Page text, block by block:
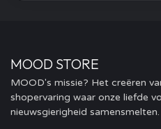
MOOD STORE
MOOD's missie? Het creëren
shopervaring waar onze liefde
nieuwsgierigheid samensmelten.